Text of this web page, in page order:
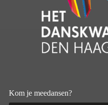
Kom je meedansen?